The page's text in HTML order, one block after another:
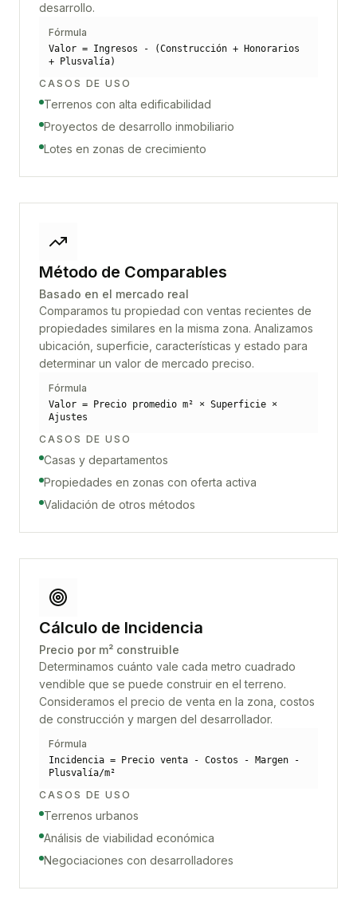
desarrollo.
Fórmula
Valor = Ingresos - (Construcción + Honorarios
+ Plusvalía)
CASOS DE USO
Terrenos con alta edificabilidad
Proyectos de desarrollo inmobiliario
Lotes en zonas de crecimiento
Método de Comparables
Basado en el mercado real
Comparamos tu propiedad con ventas recientes de
propiedades similares en la misma zona. Analizamos
ubicación, superficie, características y estado para
determinar un valor de mercado preciso.
Fórmula
Valor = Precio promedio m² × Superficie ×
Ajustes
CASOS DE USO
Casas y departamentos
Propiedades en zonas con oferta activa
Validación de otros métodos
Cálculo de Incidencia
Precio por m² construible
Determinamos cuánto vale cada metro cuadrado
vendible que se puede construir en el terreno.
Consideramos el precio de venta en la zona, costos
de construcción y margen del desarrollador.
Fórmula
Incidencia = Precio venta - Costos - Margen -
Plusvalía/m²
CASOS DE USO
Terrenos urbanos
Análisis de viabilidad económica
Negociaciones con desarrolladores